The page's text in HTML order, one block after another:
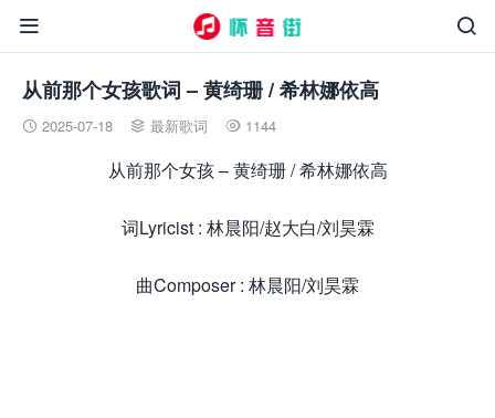


从前那个女孩歌词 – 黄绮珊 / 希林娜依高
 2025-07-18  最新歌词  1144
从前那个女孩 – 黄绮珊 / 希林娜依高
词Lyricist : 林晨阳/赵大白/刘昊霖
曲Composer : 林晨阳/刘昊霖